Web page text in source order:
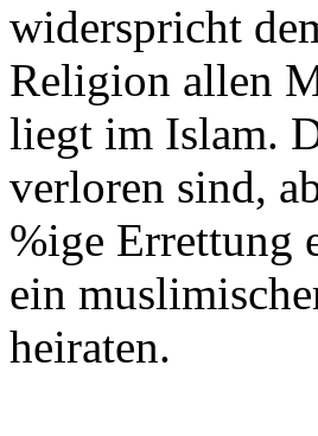
widerspricht
Religion allen
liegt im Islam.
verloren sind,
%ige Errettung
ein
heiraten.